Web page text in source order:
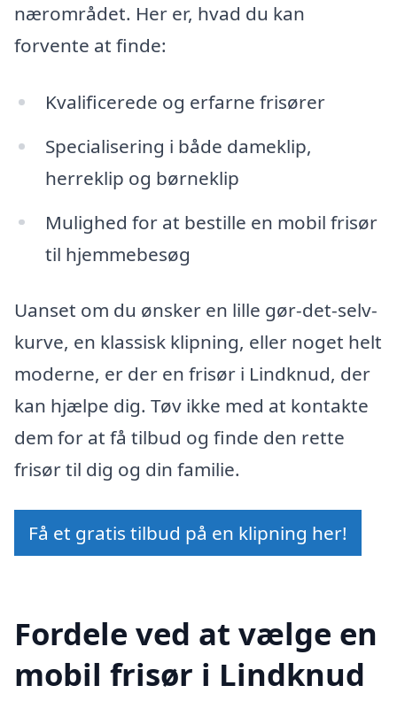
nærområdet. Her er, hvad du kan
forvente at finde:
Kvalificerede og erfarne frisører
Specialisering i både dameklip,
herreklip og børneklip
Mulighed for at bestille en mobil frisør
til hjemmebesøg
Uanset om du ønsker en lille gør-det-selv-
kurve, en klassisk klipning, eller noget helt
moderne, er der en frisør i Lindknud, der
kan hjælpe dig. Tøv ikke med at kontakte
dem for at få tilbud og finde den rette
frisør til dig og din familie.
Få et gratis tilbud på en klipning her!
Fordele ved at vælge en
mobil frisør i Lindknud